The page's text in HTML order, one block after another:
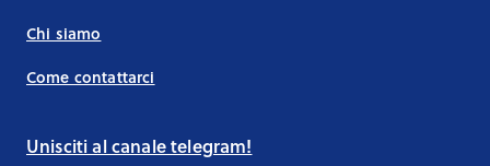
Chi siamo
Come contattarci
Unisciti al canale telegram!